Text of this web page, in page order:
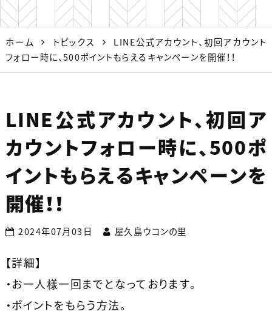
ホーム トピックス
LINE公式アカウント、初回アカウント
フォロー時に、500ポイントもらえるキャンペーンを開催！！
LINE公式アカウント、初回ア
カウントフォロー時に、500ポ
イントもらえるキャンペーンを
開催！！
2024年07月03日 屋久島ウコンの里
【詳細】
・お一人様一回までとなっております。
・ポイントをもらう方法。